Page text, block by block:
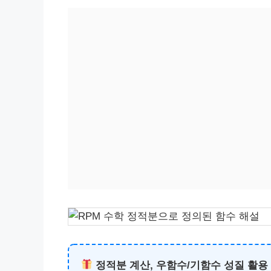
정적분 계산, 우함수/기함수 성질 활